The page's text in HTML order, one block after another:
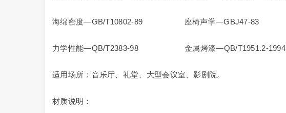
海绵密度—GB/T10802-89 座椅声学—GBJ47-83
力学性能—QB/T2383-98 金属烤漆—QB/T1951.2-1994
适用场所：音乐厅、礼堂、大型会议室、影剧院。
材质说明：